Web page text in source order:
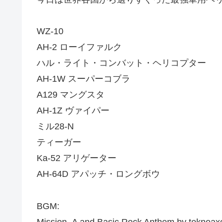
WZ-10
AH-2 ローイファルク
ハル・ライト・コンバット・ヘリコプター
AH-1W スーパーコブラ
A129 マングスタ
AH-1Z ヴァイパー
ミル28-N
ティーガー
Ka-52 アリゲーター
AH-64D アパッチ・ロングボウ
BGM: